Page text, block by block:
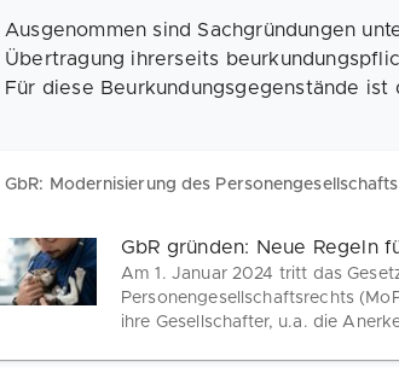
Ausgenommen sind Sachgründungen
Übertragung ihrerseits
Für diese Beurkundungsgegenstände
GbR: Modernisierung des
GbR gründen: Neue Regeln
Am 1. Januar 2024 tritt das
Personengesellschaftsrechts
ihre Gesellschafter, u.a. die